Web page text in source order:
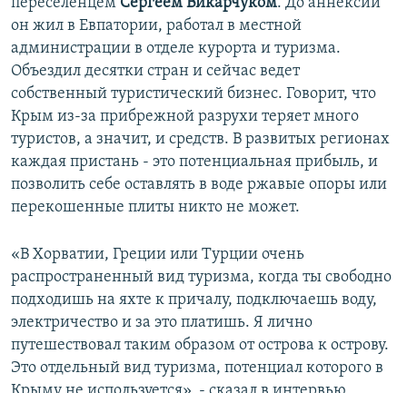
переселенцем Сергеем Викарчуком. До аннексии
он жил в Евпатории, работал в местной
администрации в отделе курорта и туризма.
Объездил десятки стран и сейчас ведет
собственный туристический бизнес. Говорит, что
Крым из-за прибрежной разрухи теряет много
туристов, а значит, и средств. В развитых регионах
каждая пристань - это потенциальная прибыль, и
позволить себе оставлять в воде ржавые опоры или
перекошенные плиты никто не может.
«В Хорватии, Греции или Турции очень
распространенный вид туризма, когда ты свободно
подходишь на яхте к причалу, подключаешь воду,
электричество и за это платишь. Я лично
путешествовал таким образом от острова к острову.
Это отдельный вид туризма, потенциал которого в